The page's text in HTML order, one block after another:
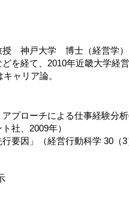
授 神戸大学 博士（経営学）
を経て、2010年近畿大学経
ャリア論。
プローチによる仕事経験分
社、2009年）
要因」（経営行動科学 30（3